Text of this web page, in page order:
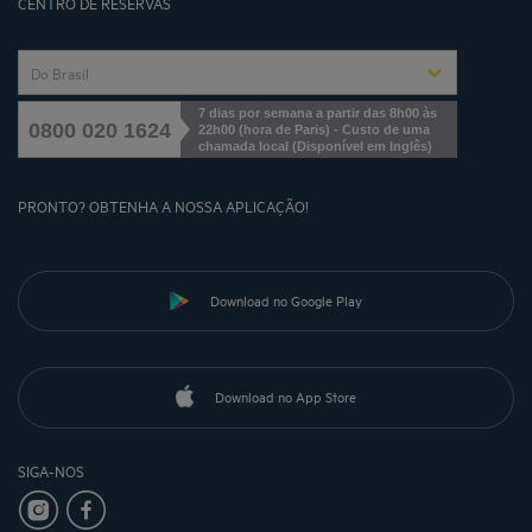
Do Brasil
0800 020 1624
7 dias por semana a partir das 8h00 às
22h00 (hora de Paris) - Custo de uma
chamada local (Disponível em Inglês)
PRONTO? OBTENHA A NOSSA APLICAÇÃO!
Download no Google Play
Download no App Store
SIGA-NOS